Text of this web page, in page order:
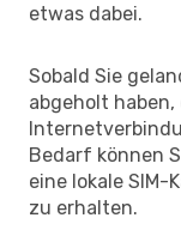
etwas dabei.
Sobald Sie
abgeholt
Bedarf können
eine lokale
zu erhalten.